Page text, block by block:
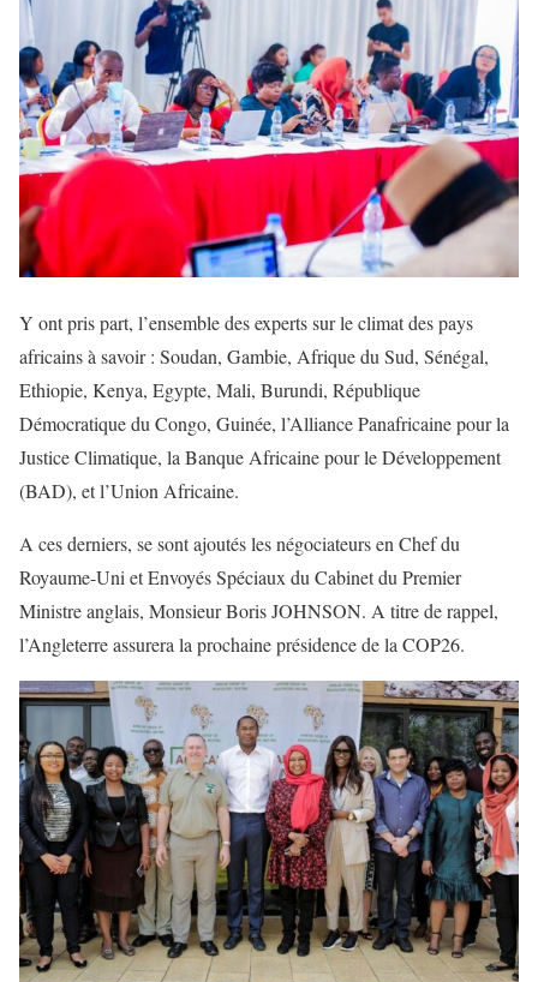
Y ont pris part, l’ensemble des experts sur le climat des pays
africains à savoir : Soudan, Gambie, Afrique du Sud, Sénégal,
Ethiopie, Kenya, Egypte, Mali, Burundi, République
Démocratique du Congo, Guinée, l’Alliance Panafricaine pour la
Justice Climatique, la Banque Africaine pour le Développement
(BAD), et l’Union Africaine.
A ces derniers, se sont ajoutés les négociateurs en Chef du
Royaume-Uni et Envoyés Spéciaux du Cabinet du Premier
Ministre anglais, Monsieur Boris JOHNSON. A titre de rappel,
l’Angleterre assurera la prochaine présidence de la COP26.